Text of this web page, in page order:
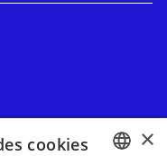
×
cookies